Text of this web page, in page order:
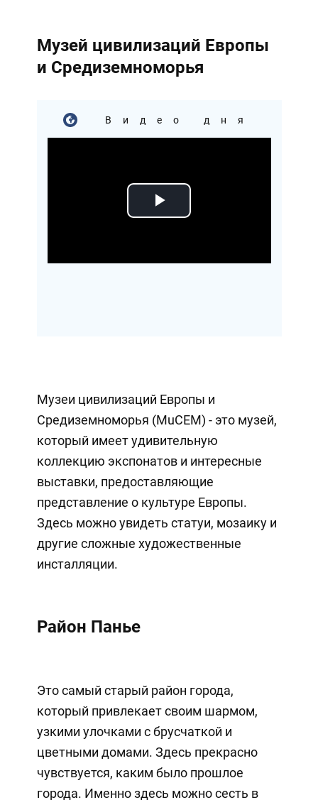
Музей цивилизаций Европы
и Средиземноморья
Видео дня
Play
Музеи цивилизаций Европы и
Средиземноморья (MuCEM) - это музей,
который имеет удивительную
коллекцию экспонатов и интересные
выставки, предоставляющие
представление о культуре Европы.
Здесь можно увидеть статуи, мозаику и
другие сложные художественные
инсталляции.
Район Панье
Это самый старый район города,
который привлекает своим шармом,
узкими улочками с брусчаткой и
цветными домами. Здесь прекрасно
чувствуется, каким было прошлое
города. Именно здесь можно сесть в